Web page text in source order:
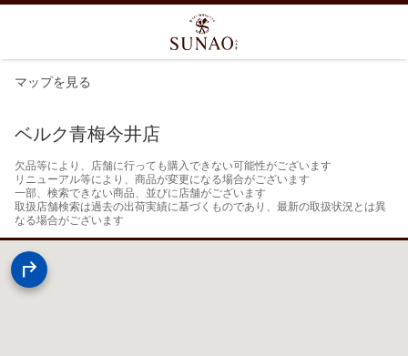
マップを見る
ベルク青梅今井店
欠品等により、店舗に行っても購入できない可能性がございます
リニューアル等により、商品が変更になる場合がございます
一部、検索できない商品、並びに店舗がございます
取扱店舗検索は過去の出荷実績に基づくものであり、最新の取扱状況とは異
なる場合がございます